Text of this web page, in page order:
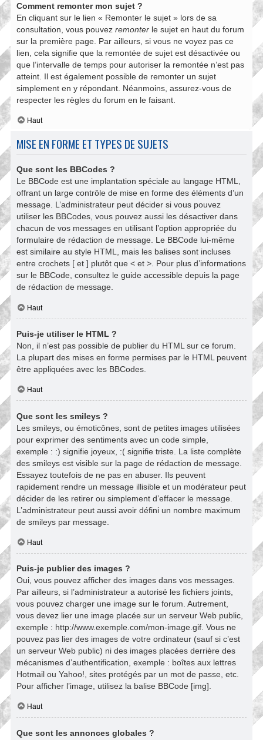
Comment remonter mon sujet ?
En cliquant sur le lien « Remonter le sujet » lors de sa
consultation, vous pouvez remonter le sujet en haut du forum
sur la première page. Par ailleurs, si vous ne voyez pas ce
lien, cela signifie que la remontée de sujet est désactivée ou
que l’intervalle de temps pour autoriser la remontée n’est pas
atteint. Il est également possible de remonter un sujet
simplement en y répondant. Néanmoins, assurez-vous de
respecter les règles du forum en le faisant.
Haut
MISE EN FORME ET TYPES DE SUJETS
Que sont les BBCodes ?
Le BBCode est une implantation spéciale au langage HTML,
offrant un large contrôle de mise en forme des éléments d’un
message. L’administrateur peut décider si vous pouvez
utiliser les BBCodes, vous pouvez aussi les désactiver dans
chacun de vos messages en utilisant l’option appropriée du
formulaire de rédaction de message. Le BBCode lui-même
est similaire au style HTML, mais les balises sont incluses
entre crochets [ et ] plutôt que < et >. Pour plus d’informations
sur le BBCode, consultez le guide accessible depuis la page
de rédaction de message.
Haut
Puis-je utiliser le HTML ?
Non, il n’est pas possible de publier du HTML sur ce forum.
La plupart des mises en forme permises par le HTML peuvent
être appliquées avec les BBCodes.
Haut
Que sont les smileys ?
Les smileys, ou émoticônes, sont de petites images utilisées
pour exprimer des sentiments avec un code simple,
exemple : :) signifie joyeux, :( signifie triste. La liste complète
des smileys est visible sur la page de rédaction de message.
Essayez toutefois de ne pas en abuser. Ils peuvent
rapidement rendre un message illisible et un modérateur peut
décider de les retirer ou simplement d’effacer le message.
L’administrateur peut aussi avoir défini un nombre maximum
de smileys par message.
Haut
Puis-je publier des images ?
Oui, vous pouvez afficher des images dans vos messages.
Par ailleurs, si l’administrateur a autorisé les fichiers joints,
vous pouvez charger une image sur le forum. Autrement,
vous devez lier une image placée sur un serveur Web public,
exemple : http://www.exemple.com/mon-image.gif. Vous ne
pouvez pas lier des images de votre ordinateur (sauf si c’est
un serveur Web public) ni des images placées derrière des
mécanismes d’authentification, exemple : boîtes aux lettres
Hotmail ou Yahoo!, sites protégés par un mot de passe, etc.
Pour afficher l’image, utilisez la balise BBCode [img].
Haut
Que sont les annonces globales ?